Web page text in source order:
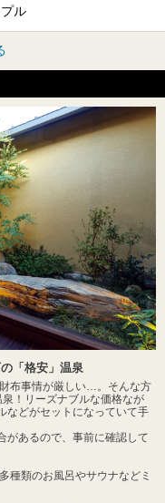
ル
「格安」温泉
布事情が厳しい…。そんな方
！リーズナブルな価格なが
どがセットになっていて手
があるので、事前に確認して
種類のお風呂やサウナなどミ